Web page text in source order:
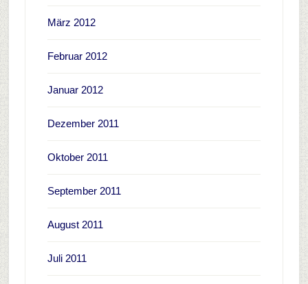
März 2012
Februar 2012
Januar 2012
Dezember 2011
Oktober 2011
September 2011
August 2011
Juli 2011